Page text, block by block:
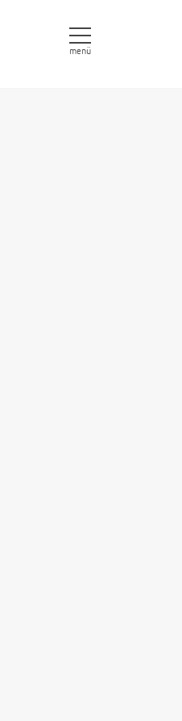
menü